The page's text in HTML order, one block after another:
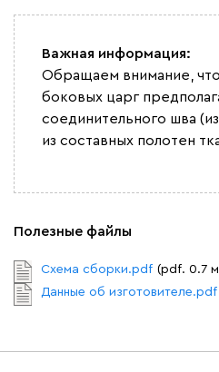
Альтеа
Бежевый Графит
Дарте
Важная информация:
Обращаем внимание,
боковых царг
соединительного шва
из составных полотен
Полезные файлы
Схема сборки.pdf (pdf. 0.7
Данные об изготовителе.pdf